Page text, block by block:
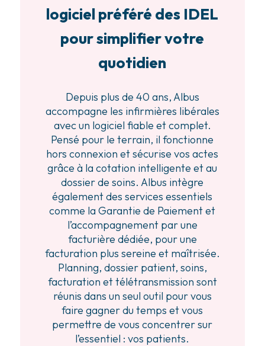
logiciel préféré des IDEL
pour simplifier votre
quotidien
Depuis plus de 40 ans, Albus
accompagne les infirmières libérales
avec un logiciel fiable et complet.
Pensé pour le terrain, il fonctionne
hors connexion et sécurise vos actes
grâce à la cotation intelligente et au
dossier de soins. Albus intègre
également des services essentiels
comme la Garantie de Paiement et
l’accompagnement par une
facturière dédiée, pour une
facturation plus sereine et maîtrisée.
Planning, dossier patient, soins,
facturation et télétransmission sont
réunis dans un seul outil pour vous
faire gagner du temps et vous
permettre de vous concentrer sur
l’essentiel : vos patients.